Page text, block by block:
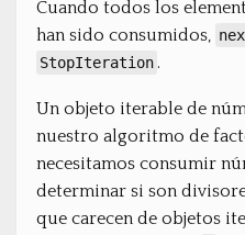
Cuando todos los
han sido consumidos,
StopIteration .
Un objeto iterable de
nuestro algoritmo de
necesitamos consumir
determinar si son
que carecen de objetos